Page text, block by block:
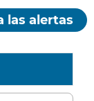
las alertas